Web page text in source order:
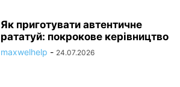
Як приготувати автентичне
рататуй: покрокове керівництво
maxwelhelp - 24.07.2026